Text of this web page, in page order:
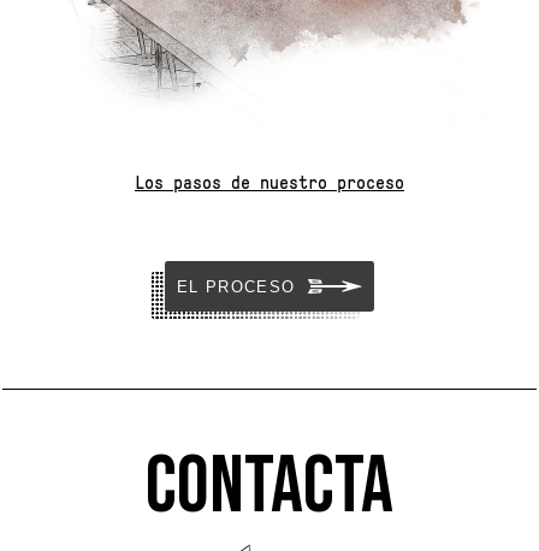
Los pasos de nuestro proceso
EL PROCESO
Contacta